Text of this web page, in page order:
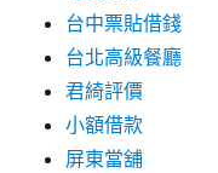
台中票貼借錢
台北高級餐廳
君綺評價
小額借款
屏東當舖